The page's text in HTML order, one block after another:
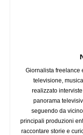
Giornalista freelance
televisione,
realizzato
panorama
seguendo da
principali produzioni
raccontare storie e